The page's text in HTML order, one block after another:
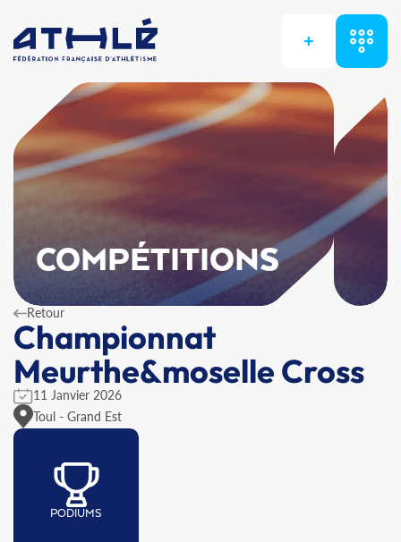
+
COMPÉTITIONS
Retour
Championnat
Meurthe&moselle Cross
11 Janvier 2026
Toul - Grand Est
PODIUMS